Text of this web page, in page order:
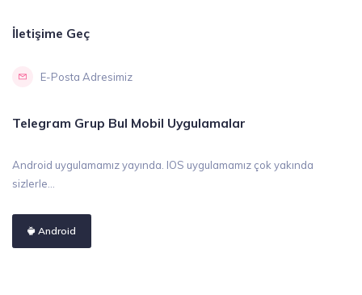
İletişime Geç
E-Posta Adresimiz
Telegram Grup Bul Mobil Uygulamalar
Android uygulamamız yayında. IOS uygulamamız çok yakında
sizlerle...
Android